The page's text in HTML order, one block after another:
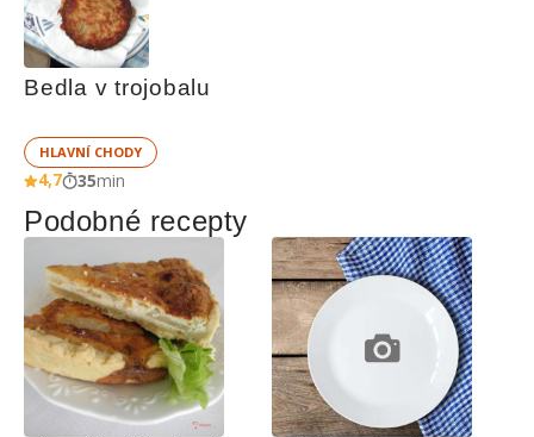
Bedla v trojobalu
HLAVNÍ CHODY
4,7 35min
Podobné recepty